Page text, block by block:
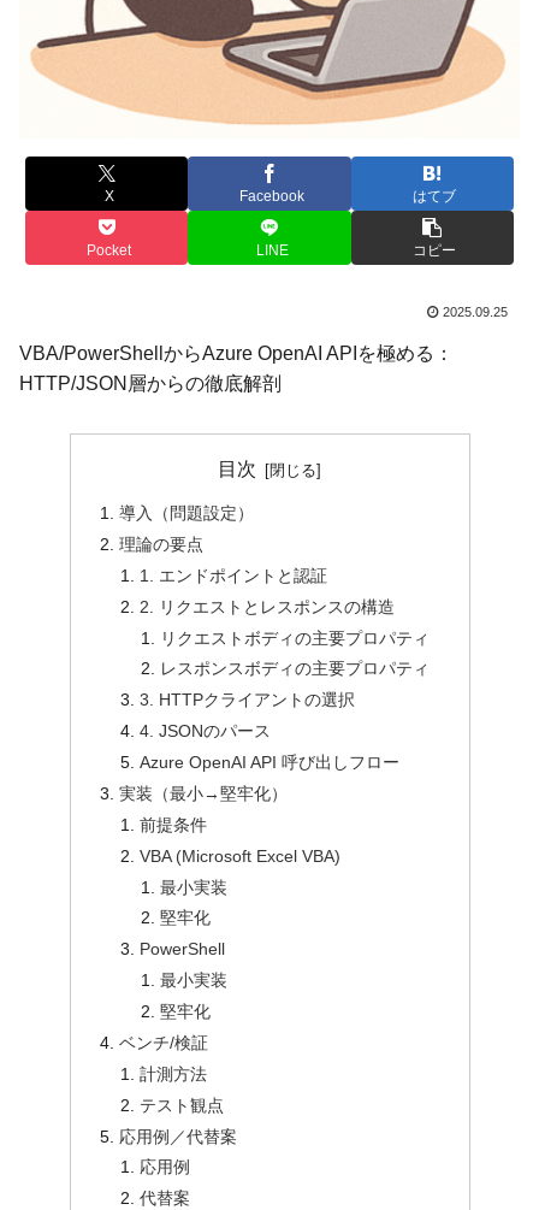
X Facebook はてブ
Pocket LINE コピー
2025.09.25
VBA/PowerShellからAzure OpenAI APIを極める：
HTTP/JSON層からの徹底解剖
目次
導入（問題設定）
理論の要点
1. エンドポイントと認証
2. リクエストとレスポンスの構造
リクエストボディの主要プロパティ
レスポンスボディの主要プロパティ
3. HTTPクライアントの選択
4. JSONのパース
Azure OpenAI API 呼び出しフロー
実装（最小→堅牢化）
前提条件
VBA (Microsoft Excel VBA)
最小実装
堅牢化
PowerShell
最小実装
堅牢化
ベンチ/検証
計測方法
テスト観点
応用例／代替案
応用例
代替案